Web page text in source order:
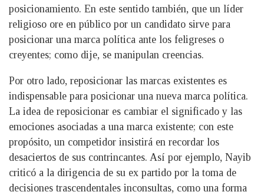
posicionamiento. En este sentido también, que un líder
religioso ore en público por un candidato sirve para
posicionar una marca política ante los feligreses o
creyentes; como dije, se manipulan creencias.
Por otro lado, reposicionar las marcas existentes es
indispensable para posicionar una nueva marca política.
La idea de reposicionar es cambiar el significado y las
emociones asociadas a una marca existente; con este
propósito, un competidor insistirá en recordar los
desaciertos de sus contrincantes. Así por ejemplo, Nayib
criticó a la dirigencia de su ex partido por la toma de
decisiones trascendentales inconsultas, como una forma